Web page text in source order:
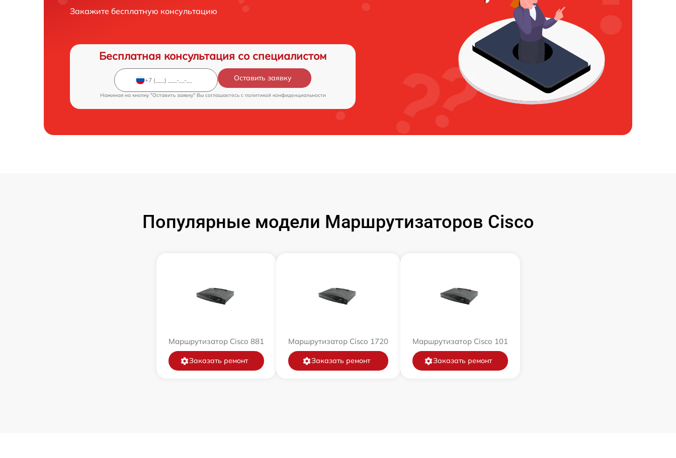
Закажите бесплатную консультацию
Бесплатная консультация со специалистом
Оставить заявку
Нажимая на кнопку "Оставить заявку" Вы соглашаетесь c политикой конфиденциальности
Популярные модели Маршрутизаторов Cisco
Маршрутизатор Cisco 881
Заказать ремонт
Маршрутизатор Cisco 1720
Заказать ремонт
Маршрутизатор Cisco 101
Заказать ремонт